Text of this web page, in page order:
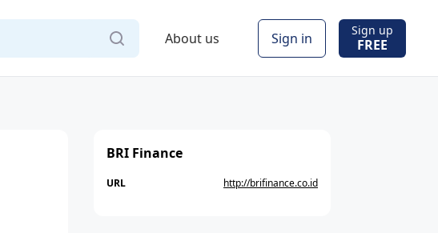
About us Sign in Sign up
FREE
BRI Finance
URL http://brifinance.co.id